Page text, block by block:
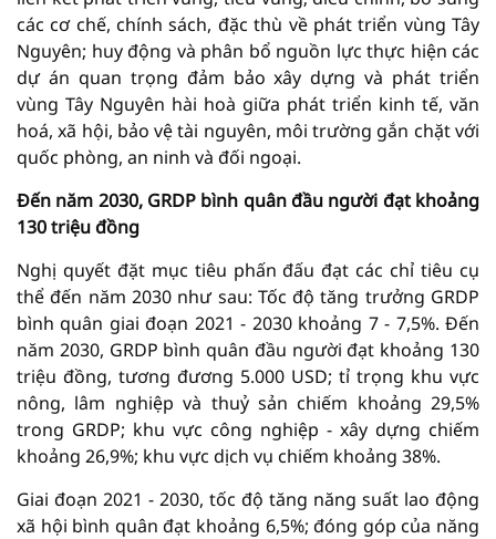
các cơ chế, chính sách, đặc thù về phát triển vùng Tây
Nguyên; huy động và phân bổ nguồn lực thực hiện các
dự án quan trọng đảm bảo xây dựng và phát triển
vùng Tây Nguyên hài hoà giữa phát triển kinh tế, văn
hoá, xã hội, bảo vệ tài nguyên, môi trường gắn chặt với
quốc phòng, an ninh và đối ngoại.
Đến năm 2030, GRDP bình quân đầu người đạt khoảng
130 triệu đồng
Nghị quyết đặt mục tiêu phấn đấu đạt các chỉ tiêu cụ
thể đến năm 2030 như sau: Tốc độ tăng trưởng GRDP
bình quân giai đoạn 2021 - 2030 khoảng 7 - 7,5%. Đến
năm 2030, GRDP bình quân đầu người đạt khoảng 130
triệu đồng, tương đương 5.000 USD; tỉ trọng khu vực
nông, lâm nghiệp và thuỷ sản chiếm khoảng 29,5%
trong GRDP; khu vực công nghiệp - xây dựng chiếm
khoảng 26,9%; khu vực dịch vụ chiếm khoảng 38%.
Giai đoạn 2021 - 2030, tốc độ tăng năng suất lao động
xã hội bình quân đạt khoảng 6,5%; đóng góp của năng